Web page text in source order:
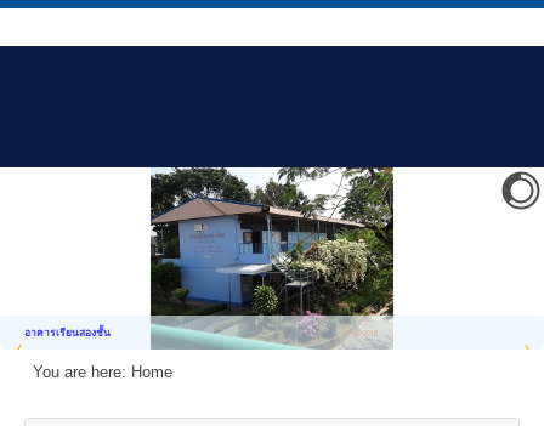
อาคารเรียนสองชั้น
You are here: Home